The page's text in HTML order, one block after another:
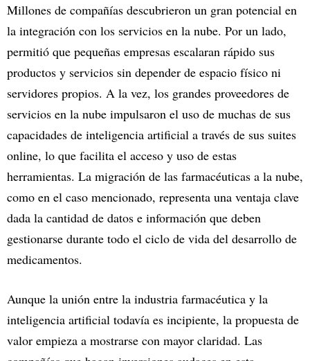
Millones de compañías descubrieron un gran potencial en
la integración con los servicios en la nube. Por un lado,
permitió que pequeñas empresas escalaran rápido sus
productos y servicios sin depender de espacio físico ni
servidores propios. A la vez, los grandes proveedores de
servicios en la nube impulsaron el uso de muchas de sus
capacidades de inteligencia artificial a través de sus suites
online, lo que facilita el acceso y uso de estas
herramientas. La migración de las farmacéuticas a la nube,
como en el caso mencionado, representa una ventaja clave
dada la cantidad de datos e información que deben
gestionarse durante todo el ciclo de vida del desarrollo de
medicamentos.
Aunque la unión entre la industria farmacéutica y la
inteligencia artificial todavía es incipiente, la propuesta de
valor empieza a mostrarse con mayor claridad. Las